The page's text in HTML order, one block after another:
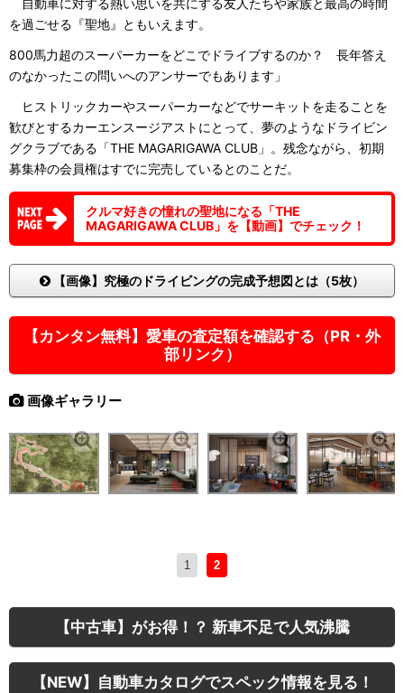
を過ごせる『聖地』ともいえます。
800馬力超のスーパーカーをどこでドライブするのか？ 長年答え
のなかったこの問いへのアンサーでもあります」
ヒストリックカーやスーパーカーなどでサーキットを走ることを
歓びとするカーエンスージアストにとって、夢のようなドライビン
グクラブである「THE MAGARIGAWA CLUB」。残念ながら、初期
募集枠の会員権はすでに完売しているとのことだ。
クルマ好きの憧れの聖地になる「THE
MAGARIGAWA CLUB」を【動画】でチェック！
【画像】究極のドライビングの完成予想図とは（5枚）
【カンタン無料】愛車の査定額を確認する（PR・外
部リンク）
画像ギャラリー
1 2
【中古車】がお得！？ 新車不足で人気沸騰
【NEW】自動車カタログでスペック情報を見る！